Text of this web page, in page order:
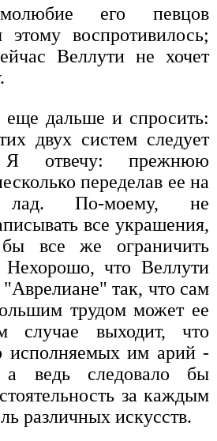
его певцов
воспротивилось;
Веллути не хочет
дальше и спросить:
двух систем следует
Я отвечу: прежнюю
переделав ее на
лад. По-моему, не
все украшения,
все же ограничить
Нехорошо, что Веллути
"Аврелиане" так, что сам
трудом может ее
случае выходит, что
исполняемых им арий -
ведь следовало бы
за каждым
различных искусств.